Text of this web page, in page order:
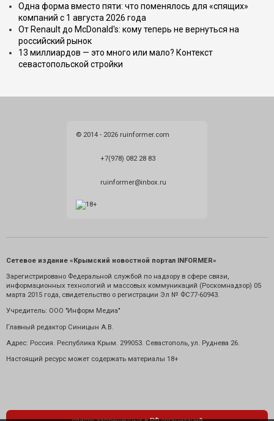
Одна форма вместо пяти: что поменялось для «спящих»
компаний с 1 августа 2026 года
От Renault до McDonald's: кому теперь не вернуться на
российский рынок
13 миллиардов — это много или мало? Контекст
севастопольской стройки
© 2014 - 2026 ruinformer.com
+7(978) 082 28 83
ruinformer@inbox.ru
Сетевое издание «Крымский новостной портал INFORMER»
Зарегистрировано Федеральной службой по надзору в сфере связи,
информационных технологий и массовых коммуникаций (Роскомнадзор) 05
марта 2015 года, свидетельство о регистрации Эл № ФС77-60943.
Учредитель: ООО "Информ Медиа"
Главный редактор Синицын А.В.
Адрес: Россия. Республика Крым. 299053. Севастополь, ул. Руднева 26.
Настоящий ресурс может содержать материалы 18+